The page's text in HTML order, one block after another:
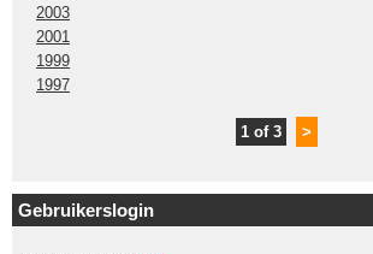
2003
2001
1999
1997
1 of 3 >
Gebruikerslogin